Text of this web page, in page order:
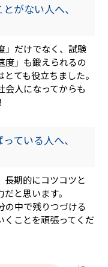
がない人へ、
」だけでなく、試験
度」も鍛えられるの
ても役立ちました。
会人になってからも
ている人へ、
長期的にコツコツと
と思います。
の中で残りつづける
くことを頑張ってくだ